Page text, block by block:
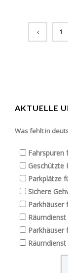
1
AKTUELLE
Was fehlt in
Fahrspuren
Geschützte
Parkplätze
Sichere
Parkhäuser
Parkhäuser